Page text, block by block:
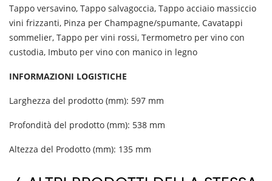
Tappo versavino, Tappo salvagoccia, Tappo acciaio massiccio
vini frizzanti, Pinza per Champagne/spumante, Cavatappi
sommelier, Tappo per vini rossi, Termometro per vino con
custodia, Imbuto per vino con manico in legno
INFORMAZIONI LOGISTICHE
Larghezza del prodotto (mm): 597 mm
Profondità del prodotto (mm): 538 mm
Altezza del Prodotto (mm): 135 mm